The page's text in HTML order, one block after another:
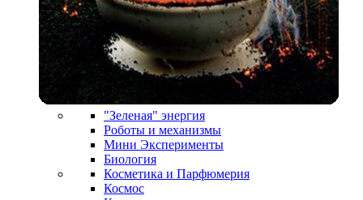
"Зеленая" энергия
Роботы и механизмы
Мини Эксперименты
Биология
Косметика и Парфюмерия
Космос